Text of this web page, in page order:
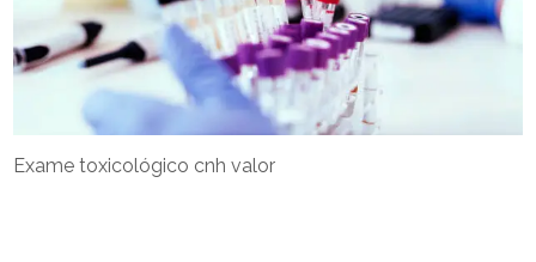
Exame toxicológico cnh valor